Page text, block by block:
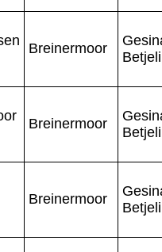
Breinermoor
Breinermoor
Breinermoor